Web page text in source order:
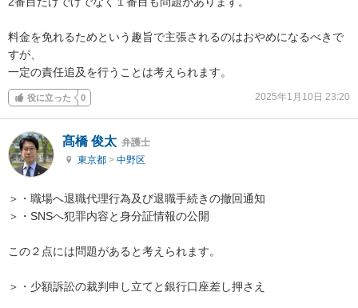
料金を免れるためという趣旨で主張されるのはおやめになるべきで
すが、
一定の責任追及を行うことは考えられます。
役に立った 0 2025年1月10日 23:20
髙橋 俊太 弁護士
東京都 > 中野区
＞・職場へ退職代理行為及び退職手続きの撤回通知
＞・SNSへ犯罪内容と身分証情報の公開
この２点には問題があると考えられます。
＞・少額訴訟の裁判申し立てと銀行口座差し押さえ